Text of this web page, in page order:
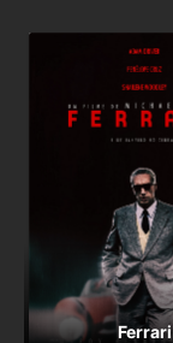
Ferrari